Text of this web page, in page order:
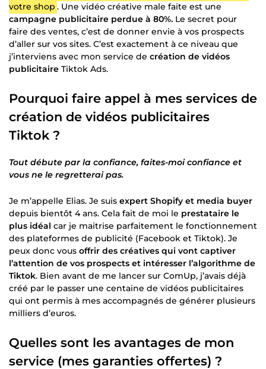
votre shop . Une vidéo créative male faite est une
campagne publicitaire perdue à 80%. Le secret pour
faire des ventes, c’est de donner envie à vos prospects
d’aller sur vos sites. C’est exactement à ce niveau que
j’interviens avec mon service de création de vidéos
publicitaire Tiktok Ads.
Pourquoi faire appel à mes services de
création de vidéos publicitaires
Tiktok ?
Tout débute par la confiance, faites-moi confiance et
vous ne le regretterai pas.
Je m’appelle Elias. Je suis expert Shopify et media buyer
depuis bientôt 4 ans. Cela fait de moi le prestataire le
plus idéal car je maitrise parfaitement le fonctionnement
des plateformes de publicité (Facebook et Tiktok). Je
peux donc vous offrir des créatives qui vont captiver
l’attention de vos prospects et intéresser l’algorithme de
Tiktok. Bien avant de me lancer sur ComUp, j’avais déjà
créé par le passer une centaine de vidéos publicitaires
qui ont permis à mes accompagnés de générer plusieurs
milliers d’euros.
Quelles sont les avantages de mon
service (mes garanties offertes) ?